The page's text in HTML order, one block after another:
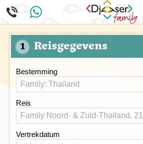
1 Reisgegevens
Bestemming
Reis
Vertrekdatum